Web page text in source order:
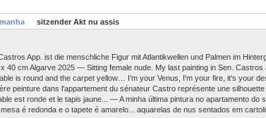
sitzender Akt nu assis
App. ist die menschliche Figur mit Atlantikwellen und Palmen im
40 cm Algarve 2025 — Sitting female nude. My last painting in Sen. Castros
is round and the carpet yellow… I'm your Venus, I'm your fire, it's your
peinture dans l'appartement du sénateur Castro représente une
est ronde et le tapis jaune... — A minha última pintura no apartamento do
é redonda e o tapete é amarelo... aquarelas de nus sentados em